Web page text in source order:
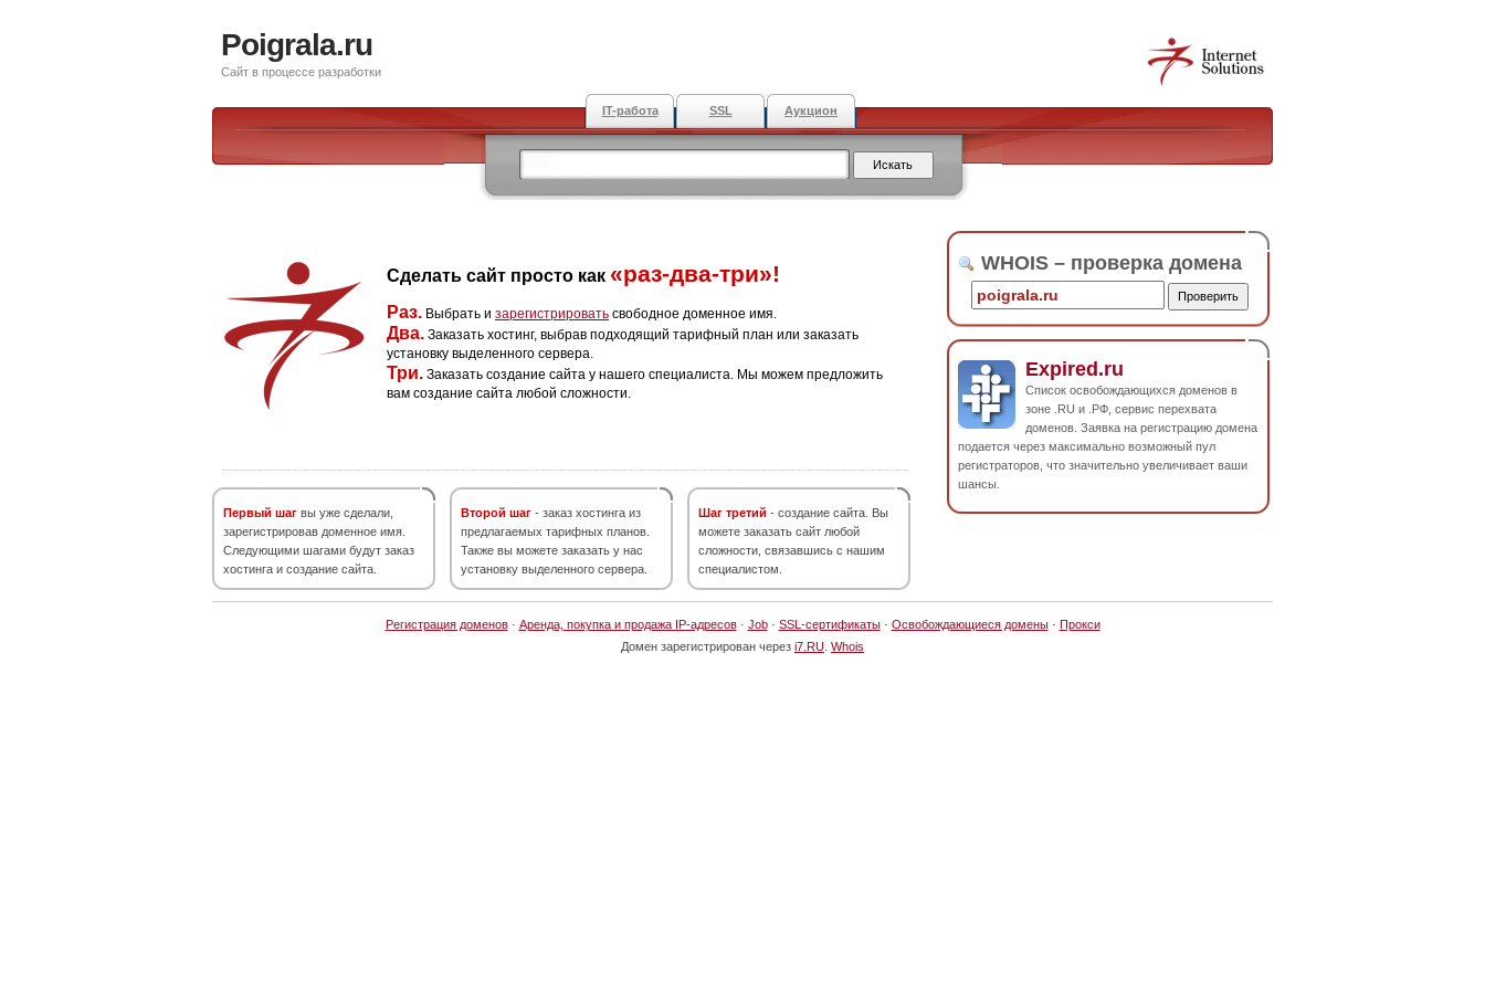
Poigrala.ru
Сайт в процессе разработки
IT-работа SSL Аукцион
Сделать сайт просто как «раз-два-три»!
Раз. Выбрать и зарегистрировать свободное доменное имя.
Два. Заказать хостинг, выбрав подходящий тарифный план или заказать
установку выделенного сервера.
Три. Заказать создание сайта у нашего специалиста. Мы можем предложить
вам создание сайта любой сложности.
Первый шаг вы уже сделали,
зарегистрировав доменное имя.
Следующими шагами будут заказ
хостинга и создание сайта.
Второй шаг - заказ хостинга из
предлагаемых тарифных планов.
Также вы можете заказать у нас
установку выделенного сервера.
Шаг третий - создание сайта. Вы
можете заказать сайт любой
сложности, связавшись с нашим
специалистом.
WHOIS – проверка домена
Expired.ru
Список освобождающихся доменов в
зоне .RU и .РФ, сервис перехвата
доменов. Заявка на регистрацию домена
подается через максимально возможный пул
регистраторов, что значительно увеличивает ваши
шансы.
Регистрация доменов· Аренда, покупка и продажа IP-адресов· Job· SSL-сертификаты· Освобождающиеся домены· Прокси
Домен зарегистрирован через i7.RU Whois